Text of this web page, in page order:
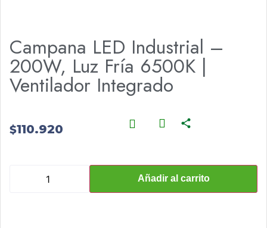
Campana LED Industrial –
200W, Luz Fría 6500K |
Ventilador Integrado
$110.920
Añadir al carrito